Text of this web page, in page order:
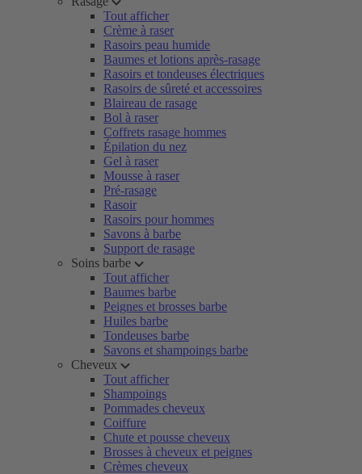
Tout afficher
Crème à raser
Rasoirs peau humide
Baumes et lotions après-rasage
Rasoirs et tondeuses électriques
Rasoirs de sûreté et accessoires
Blaireau de rasage
Bol à raser
Coffrets rasage hommes
Épilation du nez
Gel à raser
Mousse à raser
Pré-rasage
Rasoir
Rasoirs pour hommes
Savons à barbe
Support de rasage
Soins barbe
Tout afficher
Baumes barbe
Peignes et brosses barbe
Huiles barbe
Tondeuses barbe
Savons et shampoings barbe
Cheveux
Tout afficher
Shampoings
Pommades cheveux
Coiffure
Chute et pousse cheveux
Brosses à cheveux et peignes
Crèmes cheveux